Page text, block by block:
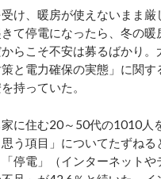
け、暖房が使えないまま厳
て停電になったら、冬の
らこそ不安は募るばかり
と電力確保の実態」に関
持っていた。
に住む20～50代の1010人
う項目」についてたずね
停電」（インターネット